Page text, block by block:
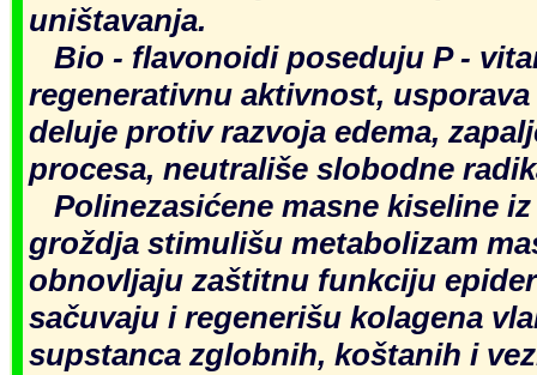
uništavanja.
Bio - flavonoidi poseduju P -
regenerativnu aktivnost,
deluje protiv razvoja edema,
procesa, neutrališe slobodne
Polinezasićene masne kiseline
groždja stimulišu metabolizam
obnovljaju zaštitnu funkciju
sačuvaju i regenerišu kolagena
supstanca zglobnih, koštanih i